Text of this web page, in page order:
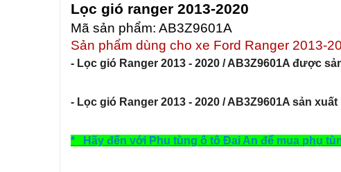
Lọc gió ranger 2013-2020
Mã sản phẩm: AB3Z9601A
Sản phẩm dùng cho xe Ford Ranger 2013-
- Lọc gió Ranger 2013 - 2020 / AB3Z9601A được
- Lọc gió Ranger 2013 - 2020 / AB3Z9601A sản
* Hãy đến với Phụ tùng ô tô Đại An để mua phụ